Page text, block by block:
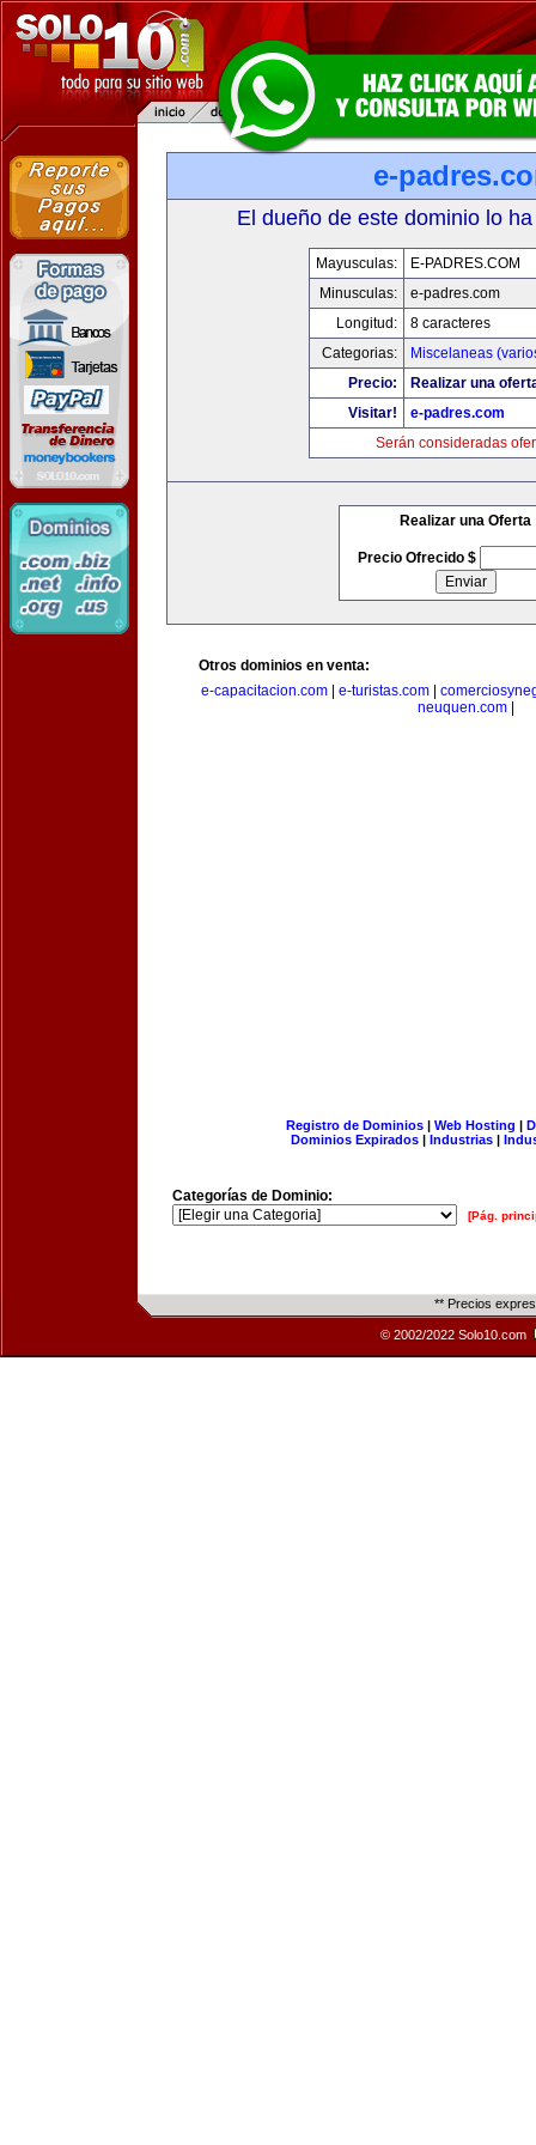
e-
El dueño de este dominio lo
Mayusculas:
E-PADRES.COM
Minusculas:
e-padres.com
Longitud:
8 caracteres
Categorias:
Miscelaneas
Precio:
Realizar una
Visitar!
e-padres.com
Serán consideradas
Realizar una Oferta
Precio Ofrecido $
Otros dominios en venta:
e-capacitacion.com
e-turistas.com
neuquen.com|
Registro de Dominios| Web Hosting |
Dominios Expirados | Industrias |
Categorías de Dominio:
[Pág.
** Precios
© 2002/2022 Solo10.com